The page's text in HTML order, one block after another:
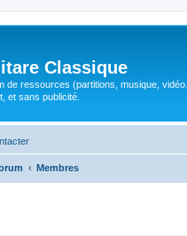
Classique
de ressources (partitions, musique,
et sans publicité.
Membres